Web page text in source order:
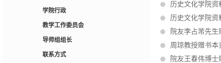
学院行政
教学工作委员会
导师组组长
联系方式
历史文化学院资
历史文化学院资
院友李占芾先生
周琼教授赠书本
院友王春伟博士